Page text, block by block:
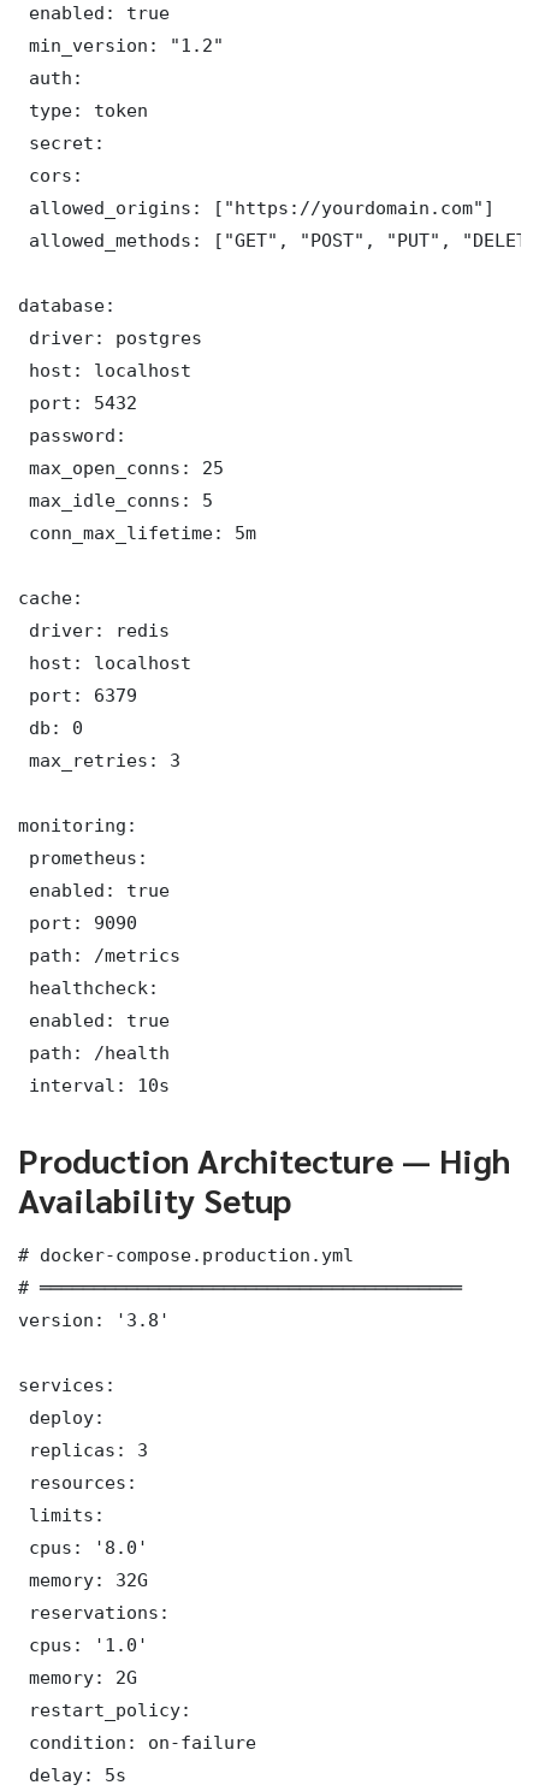
enabled: true
min_version: "1.2"
auth:
type: token
secret:
cors:
allowed_origins: ["https://yourdomain.com"]
allowed_methods: ["GET", "POST", "PUT",
database:
driver: postgres
host: localhost
port: 5432
password:
max_open_conns: 25
max_idle_conns: 5
conn_max_lifetime: 5m
cache:
driver: redis
host: localhost
port: 6379
db: 0
max_retries: 3
monitoring:
prometheus:
enabled: true
port: 9090
path: /metrics
healthcheck:
enabled: true
path: /health
interval: 10s
Production Architecture — High
Availability Setup
# docker-compose.production.yml
# ═══════════════════════════════════════
version: '3.8'
services:
deploy:
replicas: 3
resources:
limits:
cpus: '8.0'
memory: 32G
reservations:
cpus: '1.0'
memory: 2G
restart_policy:
condition: on-failure
delay: 5s